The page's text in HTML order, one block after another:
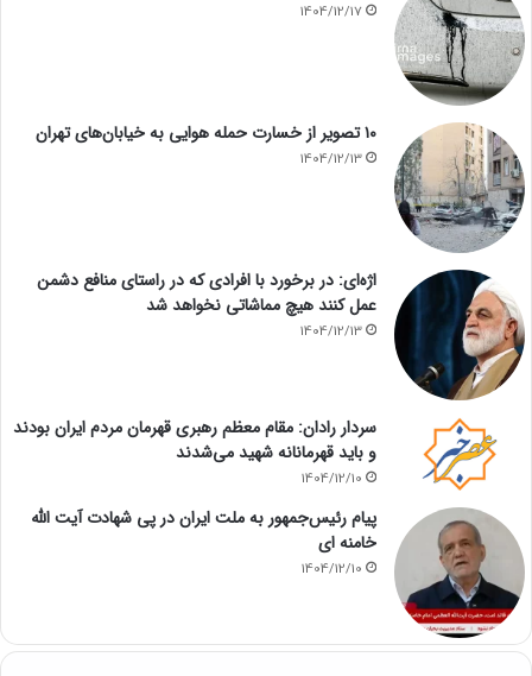
1404/12/17
۱۰ تصویر از خسارت حمله هوایی به خیابان‌های تهران
1404/12/13
اژه‌ای: در برخورد با افرادی که در راستای منافع دشمن
عمل کنند هیچ مماشاتی نخواهد شد
1404/12/13
سردار رادان: مقام معظم رهبری قهرمان مردم ایران بودند
و باید قهرمانانه شهید می‌شدند
1404/12/10
پیام رئیس‌جمهور به ملت ایران در پی شهادت آیت الله
خامنه ای
1404/12/10